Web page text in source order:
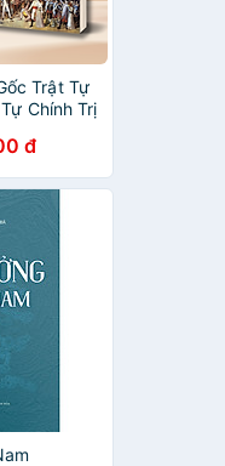
Trật Tự
Chính Trị
đ